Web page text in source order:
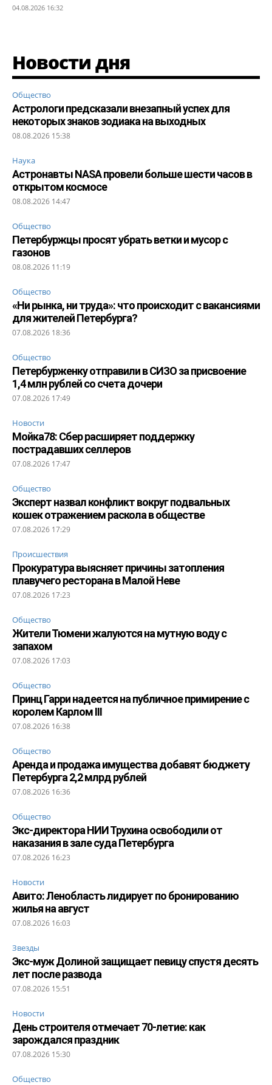
04.08.2026 16:32
Новости дня
Общество
Астрологи предсказали внезапный успех для
некоторых знаков зодиака на выходных
08.08.2026 15:38
Наука
Астронавты NASA провели больше шести часов в
открытом космосе
08.08.2026 14:47
Общество
Петербуржцы просят убрать ветки и мусор с
газонов
08.08.2026 11:19
Общество
«Ни рынка, ни труда»: что происходит с вакансиями
для жителей Петербурга?
07.08.2026 18:36
Общество
Петербурженку отправили в СИЗО за присвоение
1,4 млн рублей со счета дочери
07.08.2026 17:49
Новости
Мойка78: Сбер расширяет поддержку
пострадавших селлеров
07.08.2026 17:47
Общество
Эксперт назвал конфликт вокруг подвальных
кошек отражением раскола в обществе
07.08.2026 17:29
Происшествия
Прокуратура выясняет причины затопления
плавучего ресторана в Малой Неве
07.08.2026 17:23
Общество
Жители Тюмени жалуются на мутную воду с
запахом
07.08.2026 17:03
Общество
Принц Гарри надеется на публичное примирение с
королем Карлом III
07.08.2026 16:38
Общество
Аренда и продажа имущества добавят бюджету
Петербурга 2,2 млрд рублей
07.08.2026 16:36
Общество
Экс-директора НИИ Трухина освободили от
наказания в зале суда Петербурга
07.08.2026 16:23
Новости
Авито: Ленобласть лидирует по бронированию
жилья на август
07.08.2026 16:03
Звезды
Экс-муж Долиной защищает певицу спустя десять
лет после развода
07.08.2026 15:51
Новости
День строителя отмечает 70-летие: как
зарождался праздник
07.08.2026 15:30
Общество